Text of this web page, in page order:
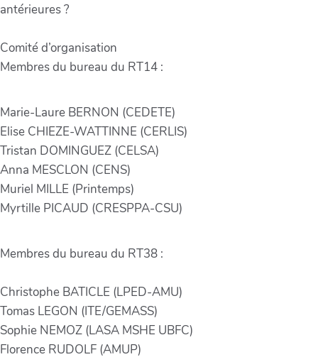
antérieures ?
Comité d’organisation
Membres du bureau du RT14 :
Marie-Laure BERNON (CEDETE)
Elise CHIEZE-WATTINNE (CERLIS)
Tristan DOMINGUEZ (CELSA)
Anna MESCLON (CENS)
Muriel MILLE (Printemps)
Myrtille PICAUD (CRESPPA-CSU)
Membres du bureau du RT38 :
Christophe BATICLE (LPED-AMU)
Tomas LEGON (ITE/GEMASS)
Sophie NEMOZ (LASA MSHE UBFC)
Florence RUDOLF (AMUP)